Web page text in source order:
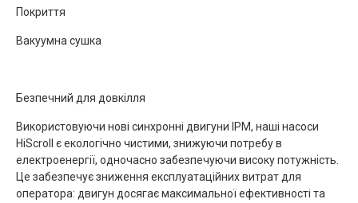
Покриття
Вакуумна сушка
Безпечний для довкілля
Використовуючи нові синхронні двигуни IPM, наші насоси
HiScroll є екологічно чистими, знижуючи потребу в
електроенергії, одночасно забезпечуючи високу потужність.
Це забезпечує зниження експлуатаційних витрат для
оператора: двигун досягає максимальної ефективності та